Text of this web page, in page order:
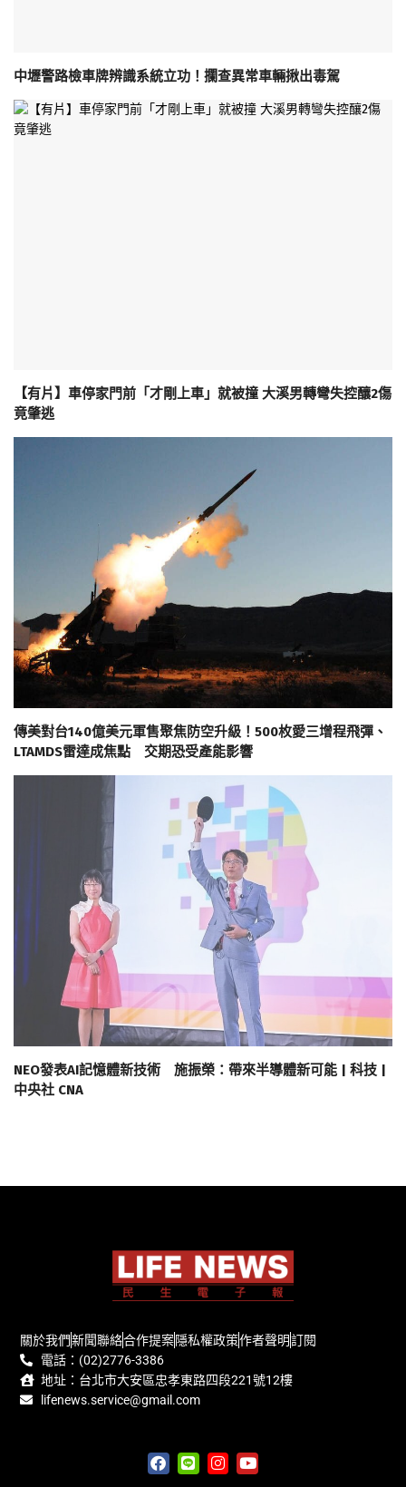
中壢警路檢車牌辨識系統立功！攔查異常車輛揪出毒駕
【有片】車停家門前「才剛上車」就被撞 大溪男轉彎失控釀2傷
竟肇逃
傳美對台140億美元軍售聚焦防空升級！500枚愛三增程飛彈、
LTAMDS雷達成焦點 交期恐受產能影響
NEO發表AI記憶體新技術 施振榮：帶來半導體新可能 | 科技 |
中央社 CNA
關於我們新聞聯絡合作提案隱私權政策作者聲明訂閱
電話：(02)2776-3386
地址：台北市大安區忠孝東路四段221號12樓
lifenews.service@gmail.com